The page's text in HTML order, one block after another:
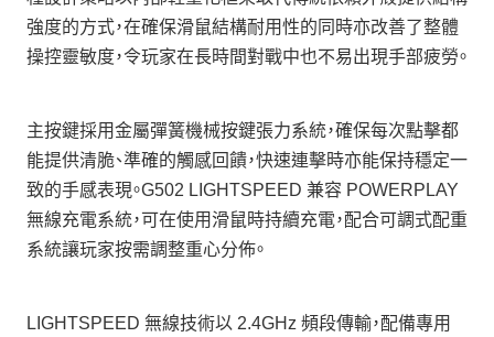
強度的方式，在確保滑鼠結構耐用性的同時亦改善了整體
操控靈敏度，令玩家在長時間對戰中也不易出現手部疲勞。
主按鍵採用金屬彈簧機械按鍵張力系統，確保每次點擊都
能提供清脆、準確的觸感回饋，快速連擊時亦能保持穩定一
致的手感表現。G502 LIGHTSPEED 兼容 POWERPLAY
無線充電系統，可在使用滑鼠時持續充電，配合可調式配重
系統讓玩家按需調整重心分佈。
LIGHTSPEED 無線技術以 2.4GHz 頻段傳輸，配備專用